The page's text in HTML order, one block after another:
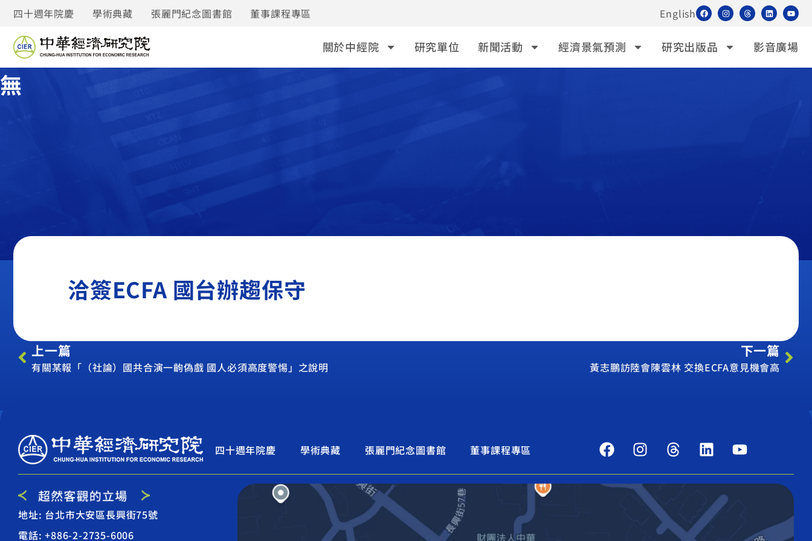
四十週年院慶 學術典藏 張麗門紀念圖書館 董事課程專區 English
關於中經院 研究單位 新聞活動 經濟景氣預測 研究出版品 影音廣場
無
洽簽ECFA 國台辦趨保守
上一篇
有關某報「（社論）國共合演一齣偽戲 國人必須高度警惕」之說明
下一篇
黃志鵬訪陸會陳雲林 交換ECFA意見機會高
四十週年院慶 學術典藏 張麗門紀念圖書館 董事課程專區
地址: 台北市大安區長興街75號
電話: +886-2-2735-6006